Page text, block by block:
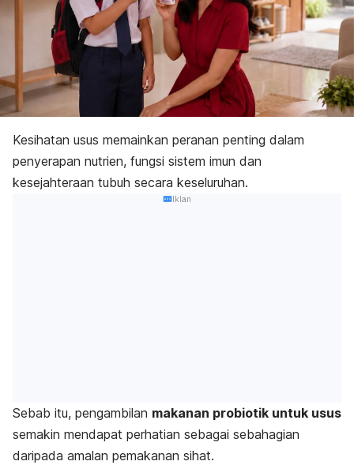
Kesihatan usus memainkan peranan penting dalam
penyerapan nutrien, fungsi sistem imun dan
kesejahteraan tubuh secara keseluruhan.
Iklan
Sebab itu, pengambilan makanan probiotik untuk usus
semakin mendapat perhatian sebagai sebahagian
daripada amalan pemakanan sihat.